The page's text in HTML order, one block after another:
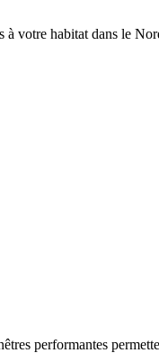
à votre habitat dans le
performantes